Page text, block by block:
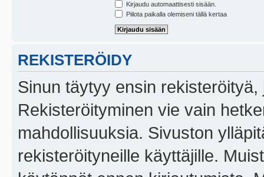
Kirjaudu automaattisesti sisään.
Piilota paikalla olemiseni tällä kertaa
REKISTERÖIDY
Sinun täytyy ensin
Rekisteröityminen vie vain
mahdollisuuksia. Sivuston
rekisteröityneille käyttäjille.